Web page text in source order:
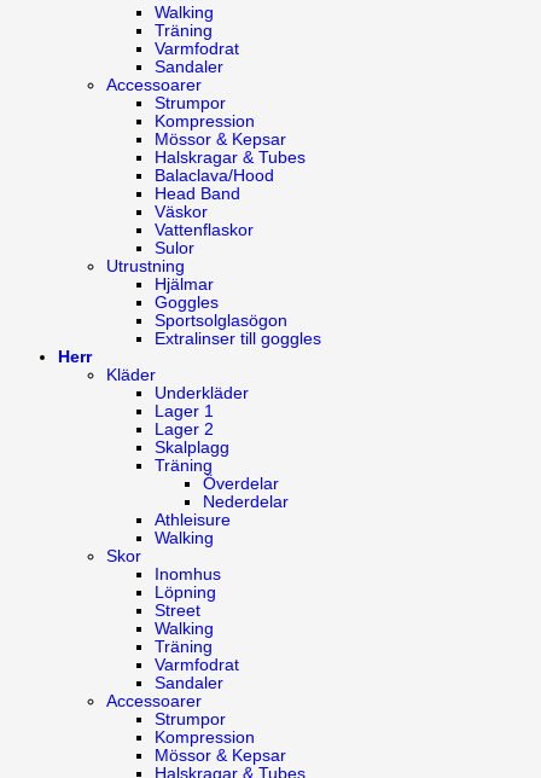
Walking
Träning
Varmfodrat
Sandaler
Accessoarer
Strumpor
Kompression
Mössor & Kepsar
Halskragar & Tubes
Balaclava/Hood
Head Band
Väskor
Vattenflaskor
Sulor
Utrustning
Hjälmar
Goggles
Sportsolglasögon
Extralinser till goggles
Herr
Kläder
Underkläder
Lager 1
Lager 2
Skalplagg
Träning
Överdelar
Nederdelar
Athleisure
Walking
Skor
Inomhus
Löpning
Street
Walking
Träning
Varmfodrat
Sandaler
Accessoarer
Strumpor
Kompression
Mössor & Kepsar
Halskragar & Tubes